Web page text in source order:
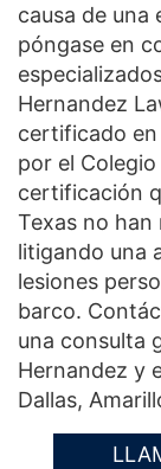
causa de una
póngase en
Hernandez
certificado en
por el
certificación
Texas no han
litigando una
lesiones
barco.
una consulta
Hernandez y
Dallas,